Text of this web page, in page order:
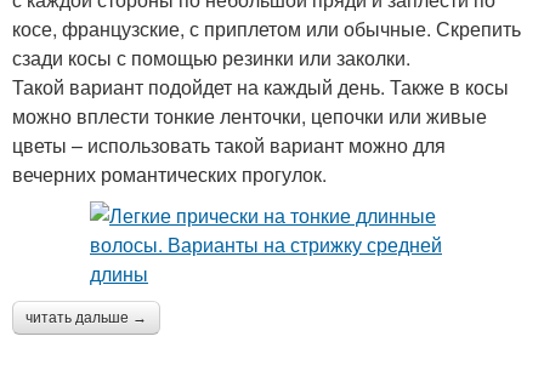
косе, французские, с приплетом или обычные. Скрепить
сзади косы с помощью резинки или заколки.
Такой вариант подойдет на каждый день. Также в косы
можно вплести тонкие ленточки, цепочки или живые
цветы – использовать такой вариант можно для
вечерних романтических прогулок.
читать дальше →